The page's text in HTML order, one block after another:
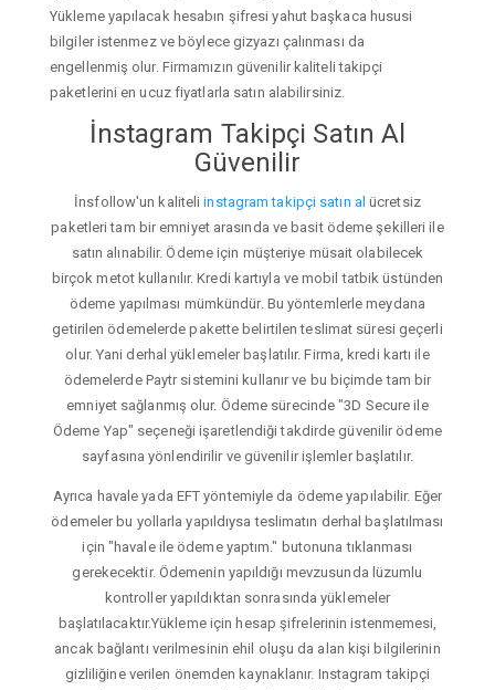
Yükleme yapılacak hesabın şifresi yahut başkaca hususi
bilgiler istenmez ve böylece gizyazı çalınması da
engellenmiş olur. Firmamızın güvenilir kaliteli takipçi
paketlerini en ucuz fiyatlarla satın alabilirsiniz.
İnstagram Takipçi Satın Al
Güvenilir
İnsfollow'un kaliteliinstagram takipçi satın al ücretsiz
paketleri tam bir emniyet arasında ve basit ödeme şekilleri ile
satın alınabilir. Ödeme için müşteriye müsait olabilecek
birçok metot kullanılır. Kredi kartıyla ve mobil tatbik üstünden
ödeme yapılması mümkündür. Bu yöntemlerle meydana
getirilen ödemelerde pakette belirtilen teslimat süresi geçerli
olur. Yani derhal yüklemeler başlatılır. Firma, kredi kartı ile
ödemelerde Paytr sistemini kullanır ve bu biçimde tam bir
emniyet sağlanmış olur. Ödeme sürecinde "3D Secure ile
Ödeme Yap" seçeneği işaretlendiği takdirde güvenilir ödeme
sayfasına yönlendirilir ve güvenilir işlemler başlatılır.
Ayrıca havale yada EFT yöntemiyle da ödeme yapılabilir. Eğer
ödemeler bu yollarla yapıldıysa teslimatın derhal başlatılması
için "havale ile ödeme yaptım." butonuna tıklanması
gerekecektir. Ödemenin yapıldığı mevzusunda lüzumlu
kontroller yapıldıktan sonrasında yüklemeler
başlatılacaktır.Yükleme için hesap şifrelerinin istenmemesi,
ancak bağlantı verilmesinin ehil oluşu da alan kişi bilgilerinin
gizliliğine verilen önemden kaynaklanır. Instagram takipçi